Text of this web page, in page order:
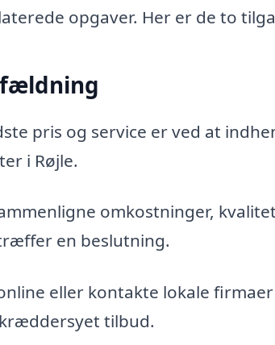
opgaver. Her er de to
pris og service er ved at
i Røjle.
omkostninger,
en beslutning.
eller kontakte lokale firmaer
tilbud.